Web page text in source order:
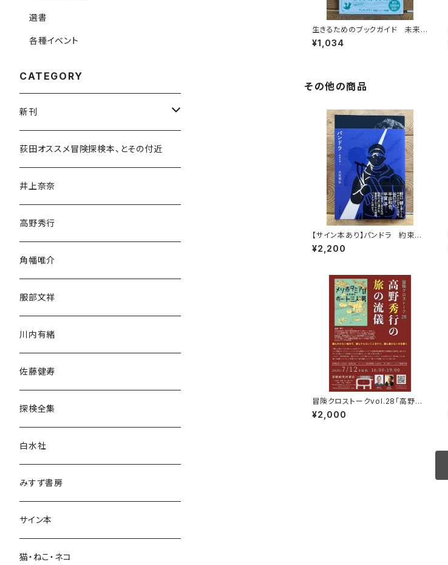
生きるためのブックガイド 未来を
つくる64冊
¥1,034
その他の商品
【サイン本あり】パンドラ 約束の
頂
¥2,200
冒険クロストークvol.28「高野秀
行の旅の流儀」録画視聴権
¥2,000
選書
各種イベント
CATEGORY
新刊
和書
文学・小説・物語
随筆・ノンフィクション・その他
民族・風習
言語・ことば
荻田オススメ冒険探検本、とその付近
井上奈奈
高野秀行
角幡唯介
服部文祥
川内有緒
佐藤健寿
探検全集
白水社
みすず書房
サイン本
猫・ねこ・ネコ